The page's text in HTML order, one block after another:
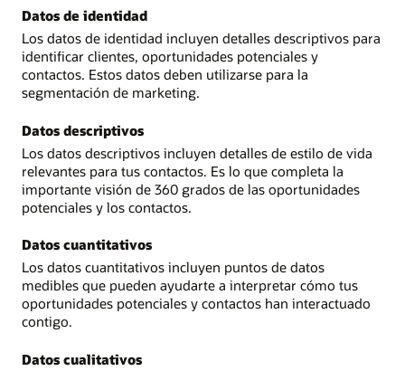
Datos de identidad
Los datos de identidad incluyen detalles descriptivos para
identificar clientes, oportunidades potenciales y
contactos. Estos datos deben utilizarse para la
segmentación de marketing.
Datos descriptivos
Los datos descriptivos incluyen detalles de estilo de vida
relevantes para tus contactos. Es lo que completa la
importante visión de 360 grados de las oportunidades
potenciales y los contactos.
Datos cuantitativos
Los datos cuantitativos incluyen puntos de datos
medibles que pueden ayudarte a interpretar cómo tus
oportunidades potenciales y contactos han interactuado
contigo.
Datos cualitativos